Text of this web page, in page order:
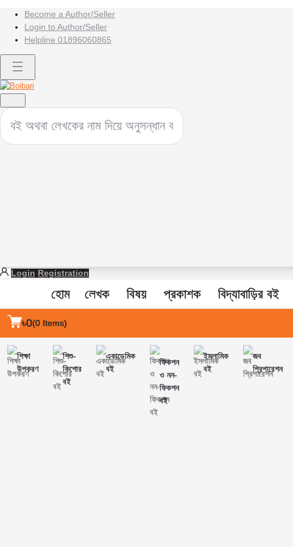
Become a Author/Seller
Login to Author/Seller
Helpline 01896060865
Login Registration
হোম লেখক বিষয় প্রকাশক বিদ্যাবাড়ির বই
৳0(0 Items)
শিক্ষা
উপকরণ
শিশু-
কিশোর
বই
একাডেমিক
বই
ফিকশন
ও নন-
ফিকশন
বই
ইসলামিক
বই
জব
প্রিপারেশন